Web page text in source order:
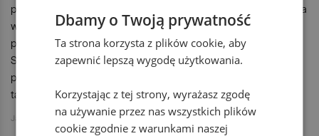
pomocy studentów, tworząc tzw. programy ambasadorskie na
wybranych uczelniach. O tym, jak wygląda taka współpraca
pomiędzy uczelnią a światem biznesu, rozmawiamy z Edytą
Sander z State Street Bank, który jesienią 2014 roku
przeprowadził rekrutację studentów właśnie w ramach
takiego programu.
Jakub Jański
Dbamy o Twoją prywatność
Ta strona korzysta z plików cookie, aby
zapewnić lepszą wygodę użytkowania.
Korzystając z tej strony, wyrażasz zgodę
na używanie przez nas wszystkich plików
cookie zgodnie z warunkami naszej